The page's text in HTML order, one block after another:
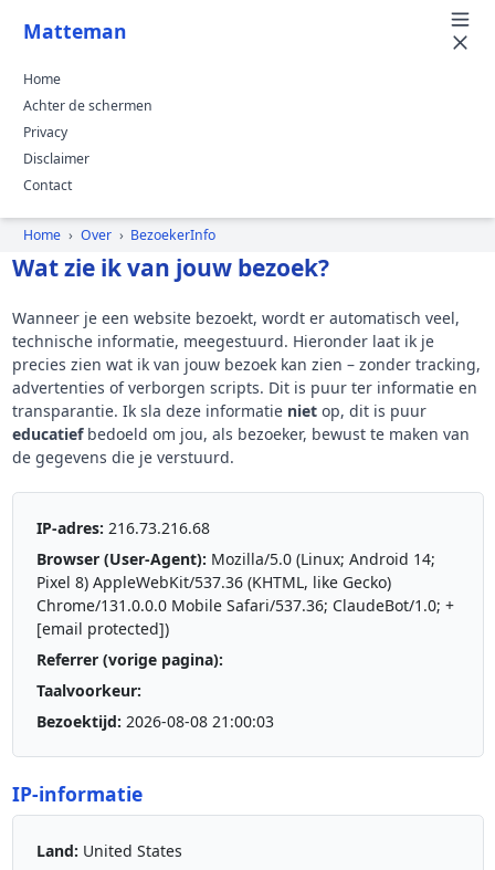
Matteman
Home
Achter de schermen
Privacy
Disclaimer
Contact
Home › Over › BezoekerInfo
Wat zie ik van jouw bezoek?
Wanneer je een website bezoekt, wordt er automatisch veel,
technische informatie, meegestuurd. Hieronder laat ik je
precies zien wat ik van jouw bezoek kan zien – zonder tracking,
advertenties of verborgen scripts. Dit is puur ter informatie en
transparantie. Ik sla deze informatie nietop, dit is puur
educatiefbedoeld om jou, als bezoeker, bewust te maken van
de gegevens die je verstuurd.
IP-adres: 216.73.216.68
Browser (User-Agent): Mozilla/5.0 (Linux; Android 14;
Pixel 8) AppleWebKit/537.36 (KHTML, like Gecko)
Chrome/131.0.0.0 Mobile Safari/537.36; ClaudeBot/1.0; +
[email protected])
Referrer (vorige pagina):
Taalvoorkeur:
Bezoektijd: 2026-08-08 21:00:03
IP-informatie
Land: United States